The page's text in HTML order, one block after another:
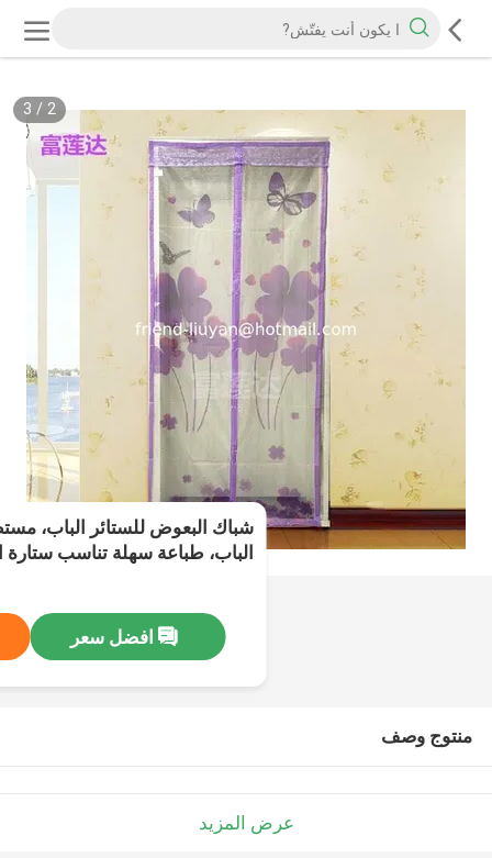
2
/
3
شباك البعوض للستائر الباب،
الباب، طباعة سهلة تناسب ستارة
افضل سعر
منتوج وصف
عرض المزيد